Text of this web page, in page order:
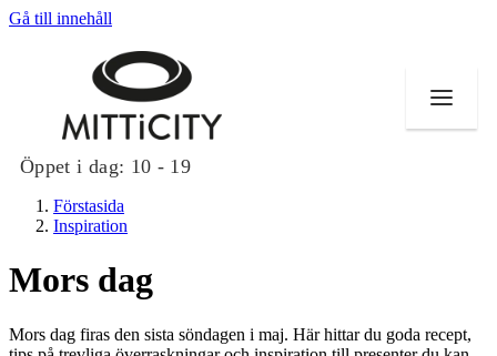
Gå till innehåll
Öppet i dag: 10 - 19
Förstasida
Inspiration
Mors dag
Mors dag firas den sista söndagen i maj. Här hittar du goda recept,